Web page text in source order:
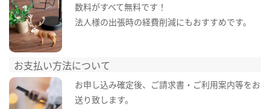
数料がすべて無料です！
法人様の出張時の経費削減にもおすすめです。
お支払い方法について
お申し込み確定後、ご請求書・ご利用案内等をお
送り致します。